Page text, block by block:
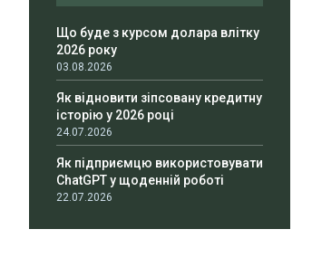
Що буде з курсом долара влітку
2026 року
03.08.2026
Як відновити зіпсовану кредитну
історію у 2026 році
24.07.2026
Як підприємцю використовувати
ChatGPT у щоденній роботі
22.07.2026